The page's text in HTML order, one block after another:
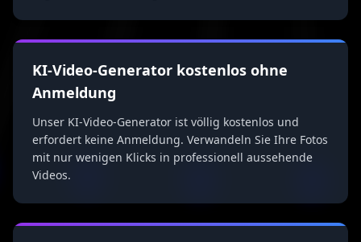
KI-Video-Generator kostenlos ohne
Anmeldung
Unser KI-Video-Generator ist völlig kostenlos und
erfordert keine Anmeldung. Verwandeln Sie Ihre Fotos
mit nur wenigen Klicks in professionell aussehende
Videos.